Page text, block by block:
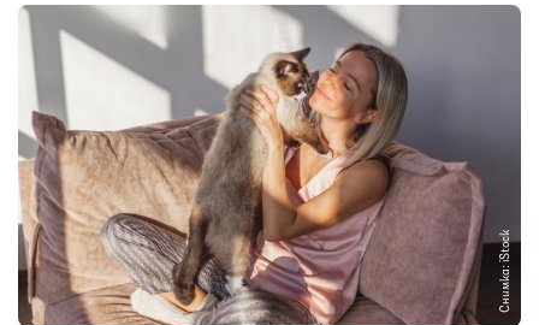
Снимка: iStock